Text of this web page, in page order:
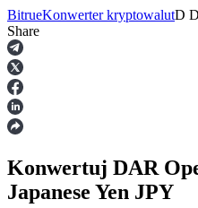
Kontrakty terminowe
BitrueKonwerter kryptowalutD
Share
Konwertuj DAR
Japanese Yen JPY